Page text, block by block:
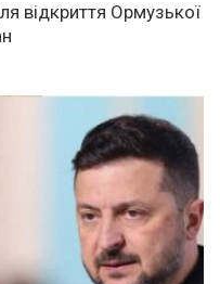
відкриття Ормузької